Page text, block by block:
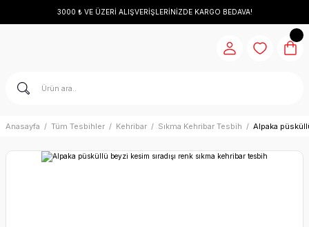
3000 ₺ VE ÜZERİ ALIŞVERİŞLERİNİZDE KARGO BEDAVA!
Anasayfa Tüm Tesbihler Kehribar Sıkma Kehribar Tesbih Alpaka